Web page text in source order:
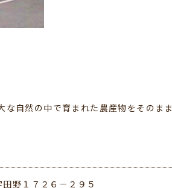
な自然の中で育まれた農産物をそのまま
野１７２６－２９５